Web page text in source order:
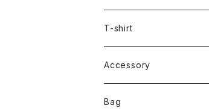
T-shirt
Accessory
Bag